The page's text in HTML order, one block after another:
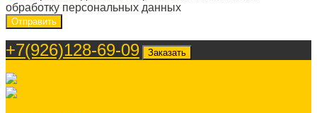
обработку персональных данных
+7(926)128-69-09 Заказать